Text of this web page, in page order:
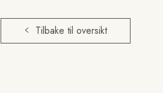
Tilbake til oversikt